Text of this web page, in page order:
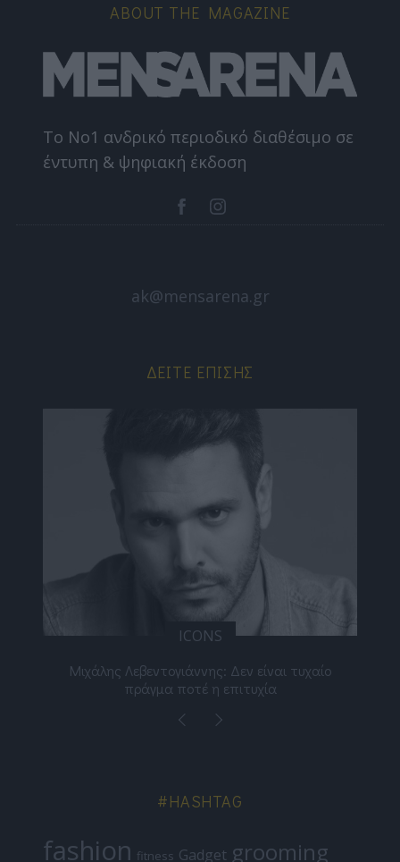
ABOUT THE MAGAZINE
Το Nο1 ανδρικό περιοδικό διαθέσιμο σε
έντυπη & ψηφιακή έκδοση
ak@mensarena.gr
ΔΕΊΤΕ ΕΠΊΣΗΣ
ICONS
Μιχάλης Λεβεντογιάννης: Δεν είναι τυχαίο
πράγμα ποτέ η επιτυχία
#HASHTAG
fashion fitness Gadget grooming